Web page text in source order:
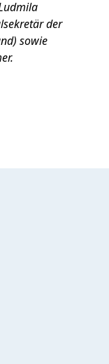
der
sowie